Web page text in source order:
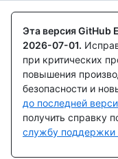
Эта версия GitHub
2026-07-01.
при критических
повышения
безопасности и
до последней
получить справку
службу поддержки